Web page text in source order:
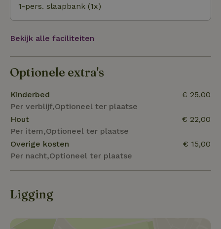
1-pers. slaapbank (1x)
Bekijk alle faciliteiten
Optionele extra's
Kinderbed
Per verblijf,Optioneel ter plaatse
€ 25,00
Hout
Per item,Optioneel ter plaatse
€ 22,00
Overige kosten
Per nacht,Optioneel ter plaatse
€ 15,00
Ligging